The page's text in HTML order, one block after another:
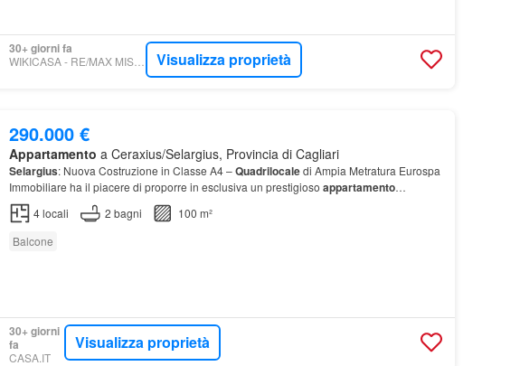
30+ giorni fa
WIKICASA - RE/MAX MISTRAL - REMAX Visualizza proprietà
290.000 €
Appartamento a Ceraxius/Selargius, Provincia di Cagliari
Selargius: Nuova Costruzione in Classe A4 –Quadrilocaledi Ampia Metratura Eurospa
Immobiliare ha il piacere di proporre in esclusiva un prestigioso appartamento
caratterizzato da ampi spazi interni ed esterni, si compone di…
4locali 2 bagni
100 m²
Balcone
30+ giorni
fa
CASA.IT
Visualizza proprietà